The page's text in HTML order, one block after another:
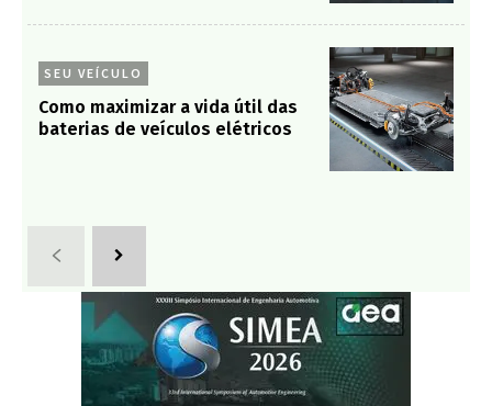
SEU VEÍCULO
Como maximizar a vida útil das
baterias de veículos elétricos